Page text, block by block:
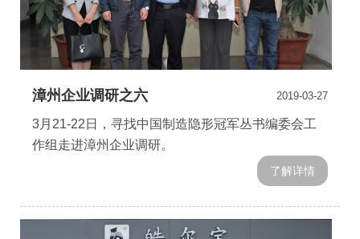
漳州企业调研之六 2019-03-27
3月21-22日，寻找中国制造隐形冠军丛书编委会工
作组走进漳州企业调研。
了解详情